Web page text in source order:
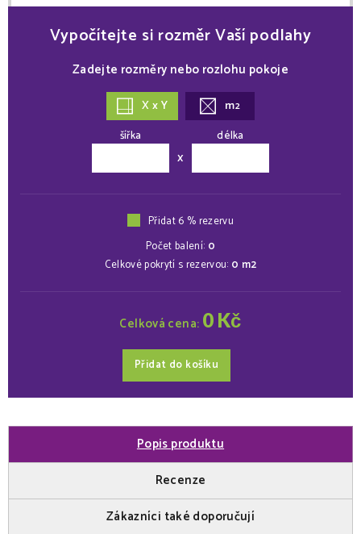
Vypočítejte si rozměr Vaší podlahy
Zadejte rozměry nebo rozlohu pokoje
X x Y m2
šířka
x
délka
Přidat 6 % rezervu
Počet balení: 0
Celkové pokrytí s rezervou: 0 m2
Celková cena: 0Kč
Přidat do košíku
Popis produktu
Recenze
Zákazníci také doporučují